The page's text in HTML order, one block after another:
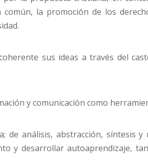
común, la promoción de los
sus ideas a través del
y comunicación como
de análisis, abstracción, síntesis
y desarrollar autoaprendizaje,